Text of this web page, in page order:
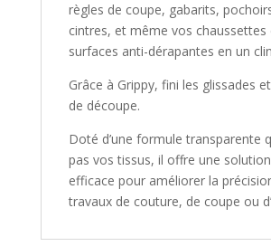
règles de coupe, gabarits,
cintres, et même vos chaussettes
surfaces anti-dérapantes en un
Grâce à Grippy, fini les glissades
de découpe.
Doté d’une formule transparente
pas vos tissus, il offre une
efficace pour améliorer la
travaux de couture, de coupe ou